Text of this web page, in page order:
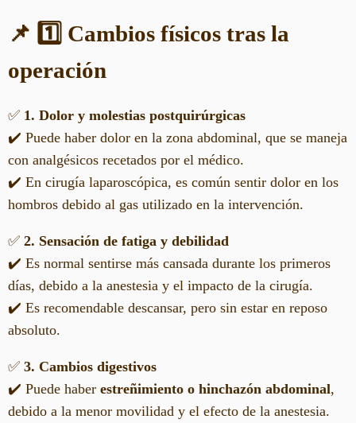
📌 1️⃣ Cambios físicos tras la
operación
✅ 1. Dolor y molestias postquirúrgicas
✔️ Puede haber dolor en la zona abdominal, que se maneja
con analgésicos recetados por el médico.
✔️ En cirugía laparoscópica, es común sentir dolor en los
hombros debido al gas utilizado en la intervención.
✅ 2. Sensación de fatiga y debilidad
✔️ Es normal sentirse más cansada durante los primeros
días, debido a la anestesia y el impacto de la cirugía.
✔️ Es recomendable descansar, pero sin estar en reposo
absoluto.
✅ 3. Cambios digestivos
✔️ Puede haber estreñimiento o hinchazón abdominal,
debido a la menor movilidad y el efecto de la anestesia.